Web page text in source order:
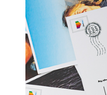
Ваш регион
Выберите из